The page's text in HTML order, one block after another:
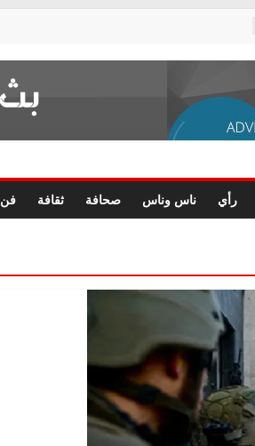
رأي ناس وناس صحافة ثقافة فن